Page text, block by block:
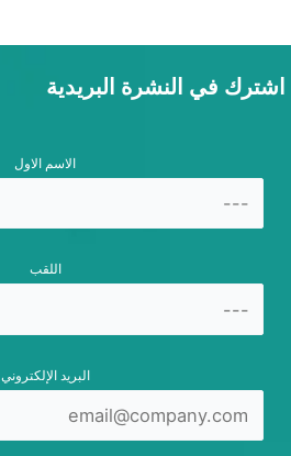
اشترك في النشرة البريدية
الاسم الاول
اللقب
البريد الإلكتروني